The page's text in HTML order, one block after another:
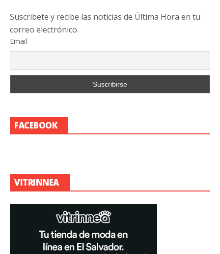
Suscribete y recibe las noticias de Última Hora en tu
correo electrónico.
Email
FACEBOOK
VITRINNEA